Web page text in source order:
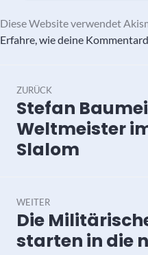
Diese Website verwendet
Erfahre, wie deine
ZURÜCK
Vorheriger
Beitrag:
Stefan
Weltmeister
Slalom
WEITER
Nächster
Beitrag:
Die
starten in die